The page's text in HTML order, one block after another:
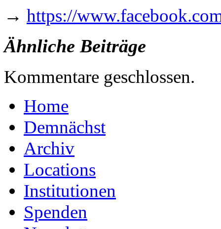
→ https://
Ähnliche Beiträge
Kommentare geschlossen.
Home
Demnächst
Archiv
Locations
Institutionen
Spenden